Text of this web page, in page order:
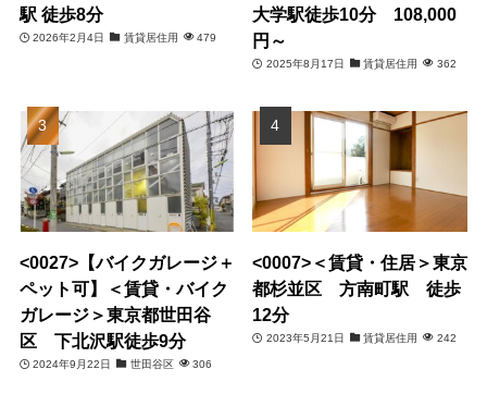
駅 徒歩8分
2026年2月4日 賃貸居住用 479
大学駅徒歩10分 108,000
円～
2025年8月17日 賃貸居住用 362
<0027>【バイクガレージ＋
ペット可】＜賃貸・バイク
ガレージ＞東京都世田谷
区 下北沢駅徒歩9分
2024年9月22日 世田谷区 306
<0007>＜賃貸・住居＞東京
都杉並区 方南町駅 徒歩
12分
2023年5月21日 賃貸居住用 242